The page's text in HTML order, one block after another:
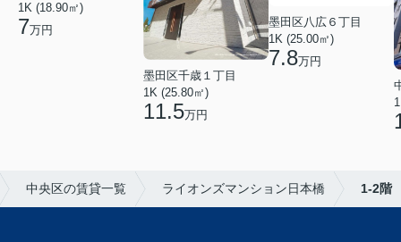
1K (18.90㎡)
7万円
墨田区千歳１丁目
1K (25.80㎡)
11.5万円
墨田区八広６丁目
1K (25.00㎡)
7.8万円
中央区の賃貸一覧 ライオンズマンション日本橋 1-2階